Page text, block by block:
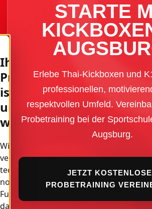
STARTE
Erlebe Thai-Kickboxen und
professionellen,
respektvollen Umfeld.
Probetraining bei der
Augsburg.
JETZT
PROBETRAINING
Ihre
Privatsphäre
ist
uns
wichtig
Wir
verwenden
technisch
notwendige
Funktionen,
damit